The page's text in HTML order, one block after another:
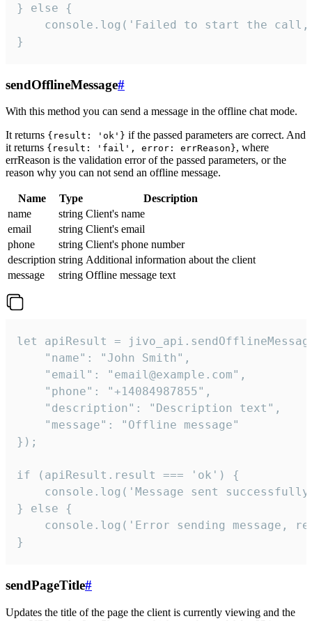
} else {
console.log('Failed to start the
}
sendOfflineMessage#
With this method you can send a message in the offline chat mode.
It returns {result: 'ok'} if the passed parameters are correct. And
it returns {result: 'fail', error: errReason}, where
errReason is the validation error of the passed parameters, or the
reason why you can not send an offline message.
Name Type
Description
name
string Client's name
email
string Client's email
phone
string Client's phone number
description string Additional information about the client
message
string Offline message text
let apiResult =
    "name": "John Smith",
    "email": "email@example.com",
    "phone": "+14084987855",
    "description": "Description text",
    "message": "Offline message"
});
if (apiResult.result === 'ok') {
console.log('Message sent
} else {
console.log('Error sending message,
}
sendPageTitle#
Updates the title of the page the client is currently viewing and the